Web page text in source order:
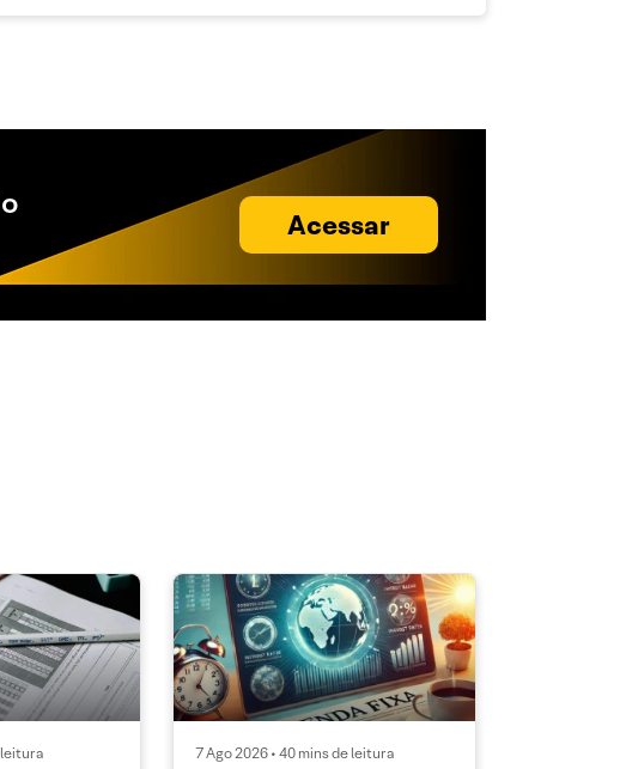
Acessar
leitura 7 Ago 2026 • 40 mins de leitura